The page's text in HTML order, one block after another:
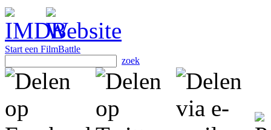
Start een FilmBattle
zoek